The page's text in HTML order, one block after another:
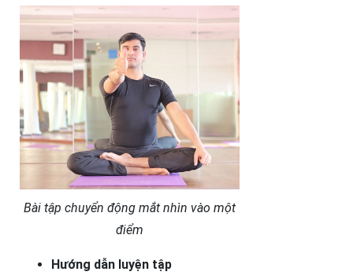
Bài tập chuyển động mắt nhìn vào một
điểm
Hướng dẫn luyện tập